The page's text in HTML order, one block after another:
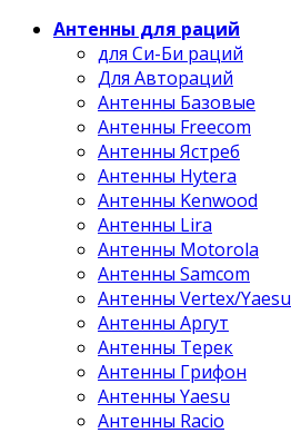
Антенны для раций
для Си-Би раций
Для Автораций
Антенны Базовые
Антенны Freecom
Антенны Ястреб
Антенны Hytera
Антенны Kenwood
Антенны Lira
Антенны Motorola
Антенны Samcom
Антенны Vertex/Yaesu
Антенны Аргут
Антенны Терек
Антенны Грифон
Антенны Yaesu
Антенны Racio